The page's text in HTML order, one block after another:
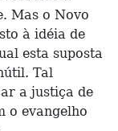
Mas o Novo
à idéia de
esta suposta
Tal
a justiça de
o evangelho